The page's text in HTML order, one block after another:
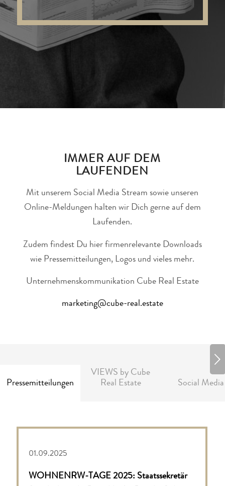
IMMER AUF DEM
LAUFENDEN
Mit unserem Social Media Stream sowie unseren
Online-Meldungen halten wir Dich gerne auf dem
Laufenden.
Zudem findest Du hier firmenrelevante Downloads
wie Pressemitteilungen, Logos und vieles mehr.
Unternehmenskommunikation Cube Real Estate
marketing@cube-real.estate
Pressemitteilungen
VIEWS by Cube
Real Estate
Social Media
01.09.2025
WOHNENRW-TAGE 2025: Staatssekretär